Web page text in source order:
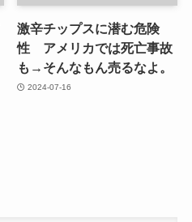
激辛チップスに潜む危険
性 アメリカでは死亡事故
も→そんなもん売るなよ。
2024-07-16